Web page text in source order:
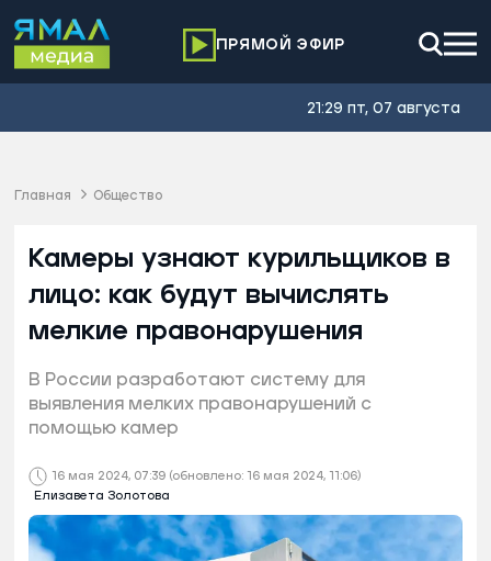
ПРЯМОЙ ЭФИР
21:29 пт, 07 августа
Главная Общество
16 мая 2024, 07:39 (обновлено: 16 мая 2024, 11:06)
Елизавета Золотова
Камеры узнают курильщиков в
лицо: как будут вычислять
мелкие правонарушения
В России разработают систему для
выявления мелких правонарушений с
помощью камер